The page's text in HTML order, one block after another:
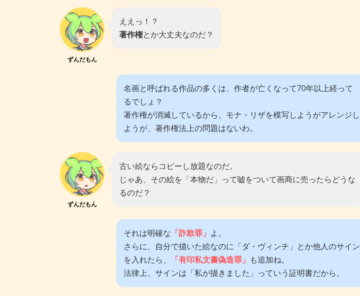
ずんだもん
ええっ！？
著作権とか大丈夫なのだ？
名画と呼ばれる作品の多くは、作者が亡くなって70年以上経って
るでしょ？
著作権が消滅しているから、モナ・リザを模写しようがアレンジし
ようが、著作権法上の問題はないわ。
ずんだもん
古い絵ならコピーし放題なのだ。
じゃあ、その絵を「本物だ」って嘘をついて画商に売ったらどうな
るのだ？
それは明確な 「詐欺罪」 よ。
さらに、自分で描いた絵なのに「ダ・ヴィンチ」とか他人のサイン
を入れたら、
「有印私文書偽造罪」 も追加ね。
法律上、サインは「私が描きました」っていう証明書だから。